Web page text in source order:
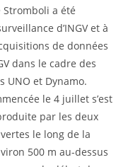
Stromboli a été
d’INGV et à
de données
dans le cadre des
UNO et Dynamo.
le 4 juillet s’est
par les deux
le long de la
500 m au-dessus